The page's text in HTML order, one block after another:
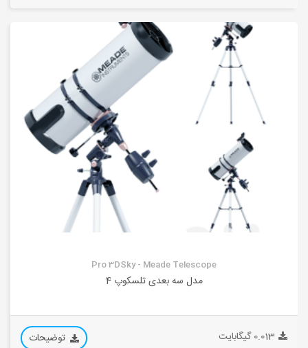
Pro 3DSky - Meade Telescope
مدل سه بعدی تلسکوپ 4
0.013 گیگابایت توضیحات